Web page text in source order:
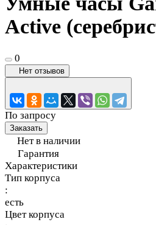
Active
0
Нет отзывов
По запросу
Заказать
Нет в наличии
Гарантия
Характеристики
Тип корпуса
:
есть
Цвет корпуса